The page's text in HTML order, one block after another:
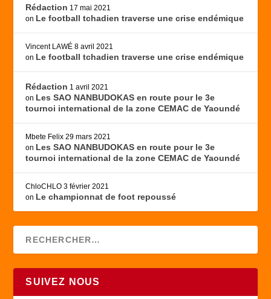
Rédaction 17 mai 2021
on Le football tchadien traverse une crise endémique
Vincent LAWÉ 8 avril 2021
on Le football tchadien traverse une crise endémique
Rédaction 1 avril 2021
on Les SAO NANBUDOKAS en route pour le 3e
tournoi international de la zone CEMAC de Yaoundé
Mbete Felix 29 mars 2021
on Les SAO NANBUDOKAS en route pour le 3e
tournoi international de la zone CEMAC de Yaoundé
ChloCHLO 3 février 2021
on Le championnat de foot repoussé
SUIVEZ NOUS